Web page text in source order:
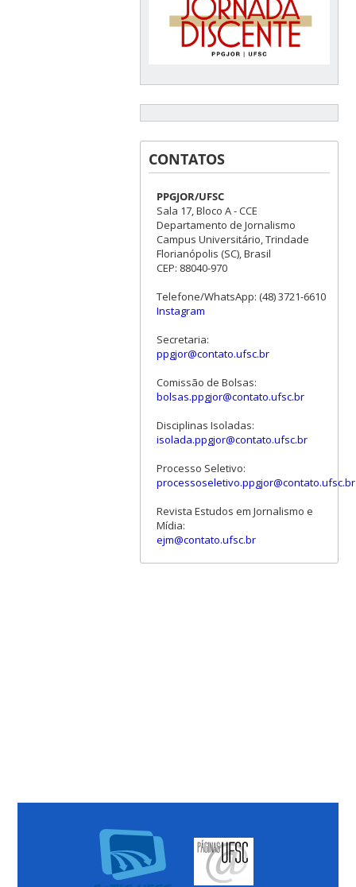
CONTATOS
PPGJOR/UFSC
Sala 17, Bloco A - CCE
Departamento de Jornalismo
Campus Universitário, Trindade
Florianópolis (SC), Brasil
CEP: 88040-970
Telefone/WhatsApp: (48) 3721-6610
Instagram
Secretaria:
ppgjor@contato.ufsc.br
Comissão de Bolsas:
bolsas.ppgjor@contato.ufsc.br
Disciplinas Isoladas:
isolada.ppgjor@contato.ufsc.br
Processo Seletivo:
processoseletivo.ppgjor@contato.ufsc.br
Revista Estudos em Jornalismo e
Mídia:
ejm@contato.ufsc.br